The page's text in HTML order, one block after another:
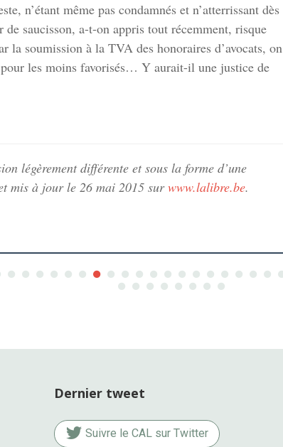
n’étant même pas condamnés et n’atterrissant dès
saucisson, a-t-on appris tout récemment, risque
la soumission à la TVA des honoraires d’avocats, on
les moins favorisés… Y aurait-il une justice de
légèrement différente et sous la forme d’une
mis à jour le 26 mai 2015 surwww.lalibre.be.
Dernier tweet
Suivre le CAL sur Twitter